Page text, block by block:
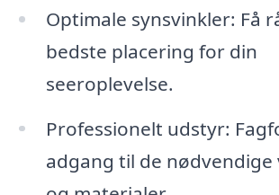
Optimale synsvinkler: Få
bedste placering for din
seeroplevelse.
Professionelt udstyr:
adgang til de